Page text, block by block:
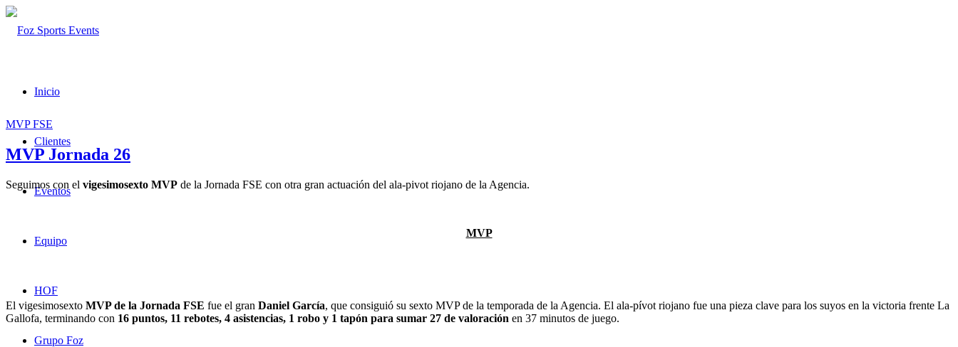
Inicio
Clientes
Eventos
Equipo
HOF
Grupo Foz
MVP FSE
MVP Jornada 26
Seguimos con el vigesimosexto MVP de la Jornada FSE con otra gran actuación del ala-pivot riojano de la Agencia.
MVP
El vigesimosexto MVP de la Jornada FSE fue el gran Daniel García, que consiguió su sexto MVP de la temporada de la Agencia. El ala-pívot riojano fue una pieza clave para los suyos en la victoria frente La
Gallofa, terminando con 16 puntos, 11 rebotes, 4 asistencias, 1 robo y 1 tapón para sumar 27 de valoración en 37 minutos de juego.